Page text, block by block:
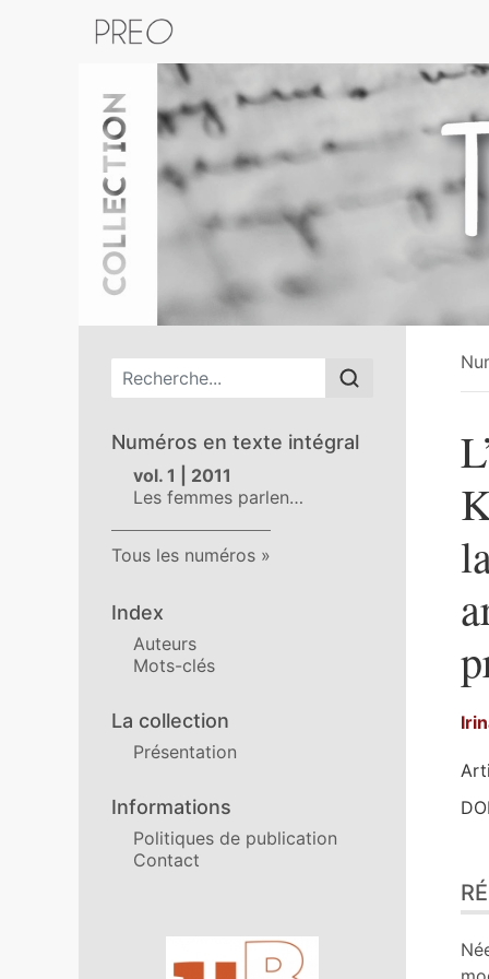
Menu principal
Numéros en texte intégral
vol. 1 | 2011
Les femmes parlen…
Tous les numéros
Index
Auteurs
Mots-clés
La collection
Présentation
Informations
Politiques de publication
Contact
Affiliations/partenaires